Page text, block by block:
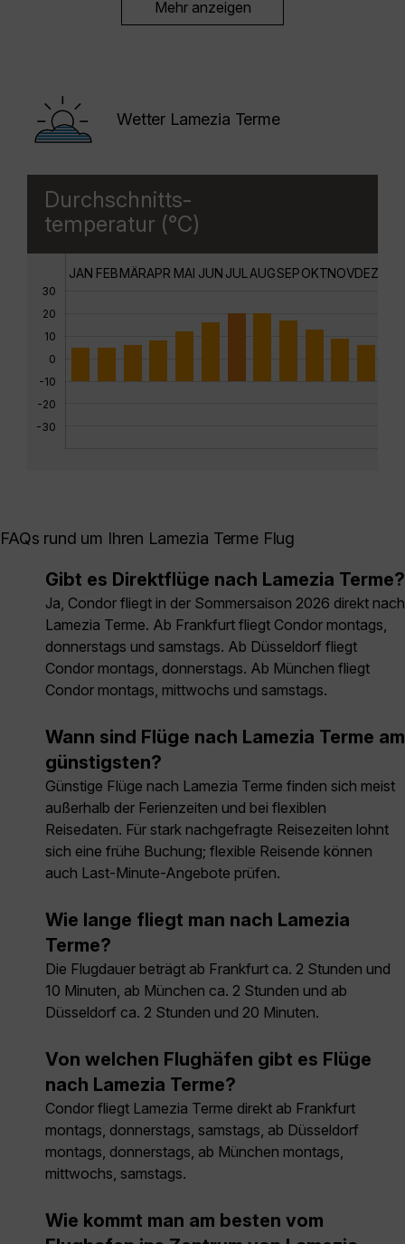
Mehr anzeigen
Wetter Lamezia Terme
Durchschnitts-
temperatur (°C)
30
20
10
0
-10
-20
-30
JAN FEBMÄRAPR MAI JUN JUL AUGSEPOKTNOVDEZ
FAQs rund um Ihren Lamezia Terme Flug
Gibt es Direktflüge nach Lamezia Terme?
Ja, Condor fliegt in der Sommersaison 2026 direkt nach
Lamezia Terme. Ab Frankfurt fliegt Condor montags,
donnerstags und samstags. Ab Düsseldorf fliegt
Condor montags, donnerstags. Ab München fliegt
Condor montags, mittwochs und samstags.
Wann sind Flüge nach Lamezia Terme am
günstigsten?
Günstige Flüge nach Lamezia Terme finden sich meist
außerhalb der Ferienzeiten und bei flexiblen
Reisedaten. Für stark nachgefragte Reisezeiten lohnt
sich eine frühe Buchung; flexible Reisende können
auch Last-Minute-Angebote prüfen.
Wie lange fliegt man nach Lamezia
Terme?
Die Flugdauer beträgt ab Frankfurt ca. 2 Stunden und
10 Minuten, ab München ca. 2 Stunden und ab
Düsseldorf ca. 2 Stunden und 20 Minuten.
Von welchen Flughäfen gibt es Flüge
nach Lamezia Terme?
Condor fliegt Lamezia Terme direkt ab Frankfurt
montags, donnerstags, samstags, ab Düsseldorf
montags, donnerstags, ab München montags,
mittwochs, samstags.
Wie kommt man am besten vom